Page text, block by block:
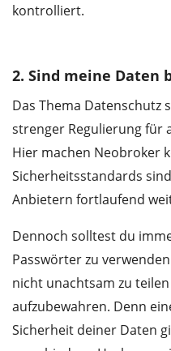
kontrolliert.
2. Sind meine Daten
Das Thema Datenschutz
strenger Regulierung für
Hier machen Neobroker
Sicherheitsstandards
Anbietern fortlaufend
Dennoch solltest du
Passwörter zu
nicht unachtsam zu
aufzubewahren. Denn
Sicherheit deiner Daten